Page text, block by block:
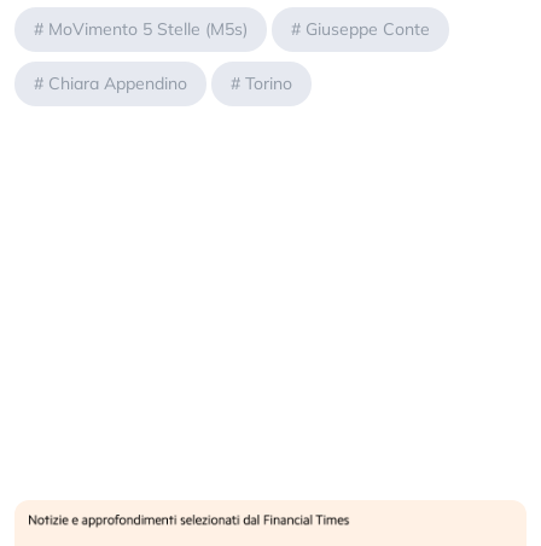
# MoVimento 5 Stelle (M5s) # Giuseppe Conte
# Chiara Appendino # Torino